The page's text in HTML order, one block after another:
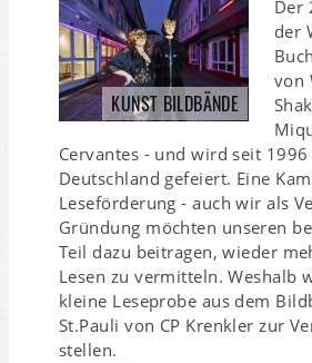
KUNST BILDBÄNDE
Der
der
von
Cervantes - und wird seit 1996
Deutschland gefeiert. Eine
Leseförderung - auch wir als
Gründung möchten unseren
Teil dazu beitragen, wieder
Lesen zu vermitteln. Weshalb
kleine Leseprobe aus dem
St.Pauli von CP Krenkler zur
stellen.